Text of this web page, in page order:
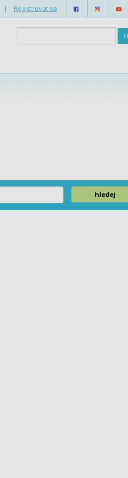
| Registrovat se
hledej